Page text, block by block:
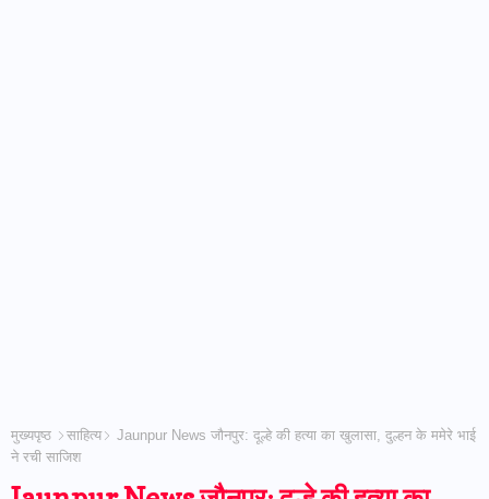
मुख्यपृष्ठ साहित्य
Jaunpur News जौनपुर: दूल्हे की हत्या का खुलासा, दुल्हन के ममेरे भाई
ने रची साजिश